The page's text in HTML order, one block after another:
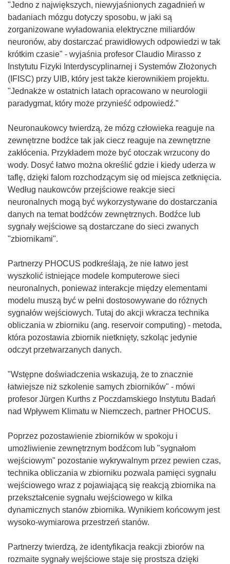
"Jedno z największych, niewyjaśnionych zagadnień w
badaniach mózgu dotyczy sposobu, w jaki są
zorganizowane wyładowania elektryczne miliardów
neuronów, aby dostarczać prawidłowych odpowiedzi w tak
krótkim czasie" - wyjaśnia profesor Claudio Mirasso z
Instytutu Fizyki Interdyscyplinarnej i Systemów Złożonych
(IFISC) przy UIB, który jest także kierownikiem projektu.
"Jednakże w ostatnich latach opracowano w neurologii
paradygmat, który może przynieść odpowiedź."
Neuronaukowcy twierdzą, że mózg człowieka reaguje na
zewnętrzne bodźce tak jak ciecz reaguje na zewnętrzne
zakłócenia. Przykładem może być otoczak wrzucony do
wody. Dosyć łatwo można określić gdzie i kiedy uderza w
taflę, dzięki falom rozchodzącym się od miejsca zetknięcia.
Według naukowców przejściowe reakcje sieci
neuronalnych mogą być wykorzystywane do dostarczania
danych na temat bodźców zewnętrznych. Bodźce lub
sygnały wejściowe są dostarczane do sieci zwanych
"zbiornikami".
Partnerzy PHOCUS podkreślają, że nie łatwo jest
wyszkolić istniejące modele komputerowe sieci
neuronalnych, ponieważ interakcje między elementami
modelu muszą być w pełni dostosowywane do różnych
sygnałów wejściowych. Tutaj do akcji wkracza technika
obliczania w zbiorniku (ang. reservoir computing) - metoda,
która pozostawia zbiornik nietknięty, szkoląc jedynie
odczyt przetwarzanych danych.
"Wstępne doświadczenia wskazują, że to znacznie
łatwiejsze niż szkolenie samych zbiorników" - mówi
profesor Jürgen Kurths z Poczdamskiego Instytutu Badań
nad Wpływem Klimatu w Niemczech, partner PHOCUS.
Poprzez pozostawienie zbiorników w spokoju i
umożliwienie zewnętrznym bodźcom lub "sygnałom
wejściowym" pozostanie wykrywalnym przez pewien czas,
technika obliczania w zbiorniku pozwala pamięci sygnału
wejściowego wraz z pojawiającą się reakcją zbiornika na
przekształcenie sygnału wejściowego w kilka
dynamicznych stanów zbiornika. Wynikiem końcowym jest
wysoko-wymiarowa przestrzeń stanów.
Partnerzy twierdzą, że identyfikacja reakcji zbiorów na
rozmaite sygnały wejściowe staje się prostsza dzięki